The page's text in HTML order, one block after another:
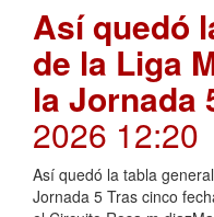
Así quedó
de la Liga
la Jornada
2026 12:20
Así quedó la tabla
Jornada 5 Tras cinco